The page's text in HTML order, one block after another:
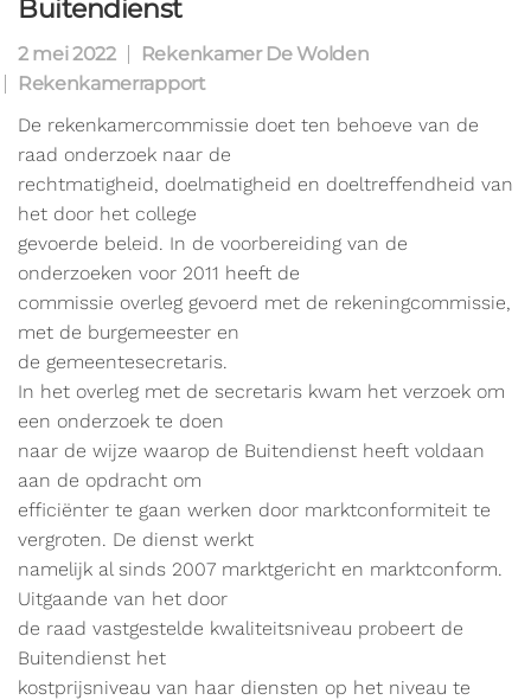
Buitendienst
2 mei 2022
Rekenkamer De Wolden
Rekenkamerrapport
De rekenkamercommissie doet ten behoeve van de
raad onderzoek naar de
rechtmatigheid, doelmatigheid en doeltreffendheid van
het door het college
gevoerde beleid. In de voorbereiding van de
onderzoeken voor 2011 heeft de
commissie overleg gevoerd met de rekeningcommissie,
met de burgemeester en
de gemeentesecretaris.
In het overleg met de secretaris kwam het verzoek om
een onderzoek te doen
naar de wijze waarop de Buitendienst heeft voldaan
aan de opdracht om
efficiënter te gaan werken door marktconformiteit te
vergroten. De dienst werkt
namelijk al sinds 2007 marktgericht en marktconform.
Uitgaande van het door
de raad vastgestelde kwaliteitsniveau probeert de
Buitendienst het
kostprijsniveau van haar diensten op het niveau te